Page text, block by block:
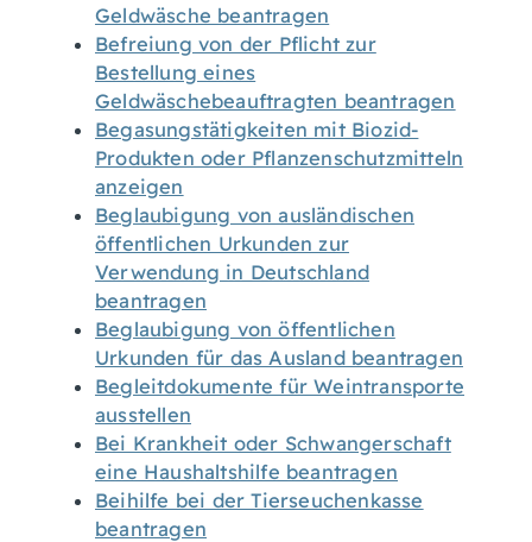
Geldwäsche beantragen
Befreiung von der Pflicht zur
Bestellung eines
Geldwäschebeauftragten beantragen
Begasungstätigkeiten mit Biozid-
Produkten oder Pflanzenschutzmitteln
anzeigen
Beglaubigung von ausländischen
öffentlichen Urkunden zur
Verwendung in Deutschland
beantragen
Beglaubigung von öffentlichen
Urkunden für das Ausland beantragen
Begleitdokumente für Weintransporte
ausstellen
Bei Krankheit oder Schwangerschaft
eine Haushaltshilfe beantragen
Beihilfe bei der Tierseuchenkasse
beantragen